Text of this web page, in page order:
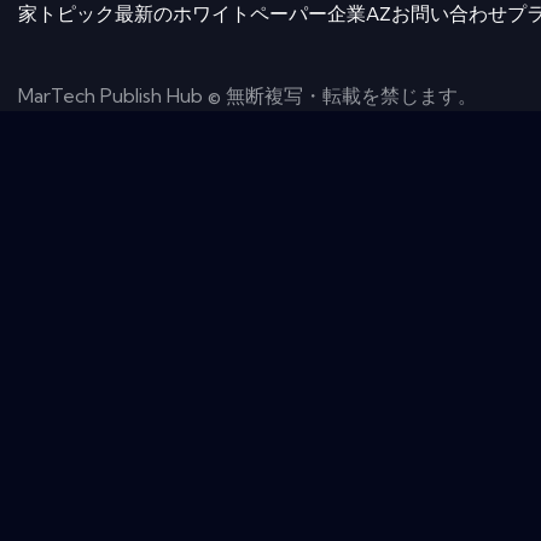
家 トピック最新のホワイトペーパー企業AZお問い合わせプ
MarTech Publish Hub © 無断複写・転載を禁じます。